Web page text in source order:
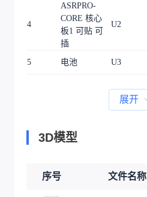
4
ASRPRO-
CORE 核心
板1 可贴 可
插
U2
5 电池 U3
展开
3D模型
序号 文件名称